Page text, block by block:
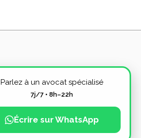
Parlez à un avocat spécialisé
7j/7 • 8h–22h
Écrire sur WhatsApp